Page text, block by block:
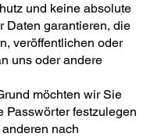
und keine absolute
Daten garantieren, die
veröffentlichen oder
uns oder andere
möchten wir Sie
Passwörter festzulegen
nach